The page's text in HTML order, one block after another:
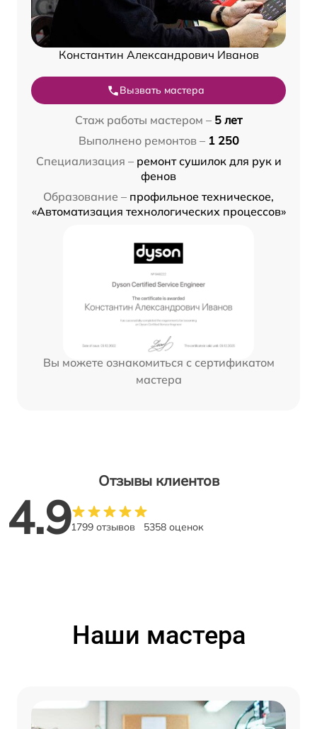
Константин Александрович Иванов
Вызвать мастера
Стаж работы мастером – 5 лет
Выполнено ремонтов – 1 250
Специализация – ремонт сушилок для рук и
фенов
Образование – профильное техническое,
«Автоматизация технологических процессов»
Вы можете ознакомиться с сертификатом
мастера
Отзывы клиентов
4.91799 отзывов 5358 оценок
Наши мастера